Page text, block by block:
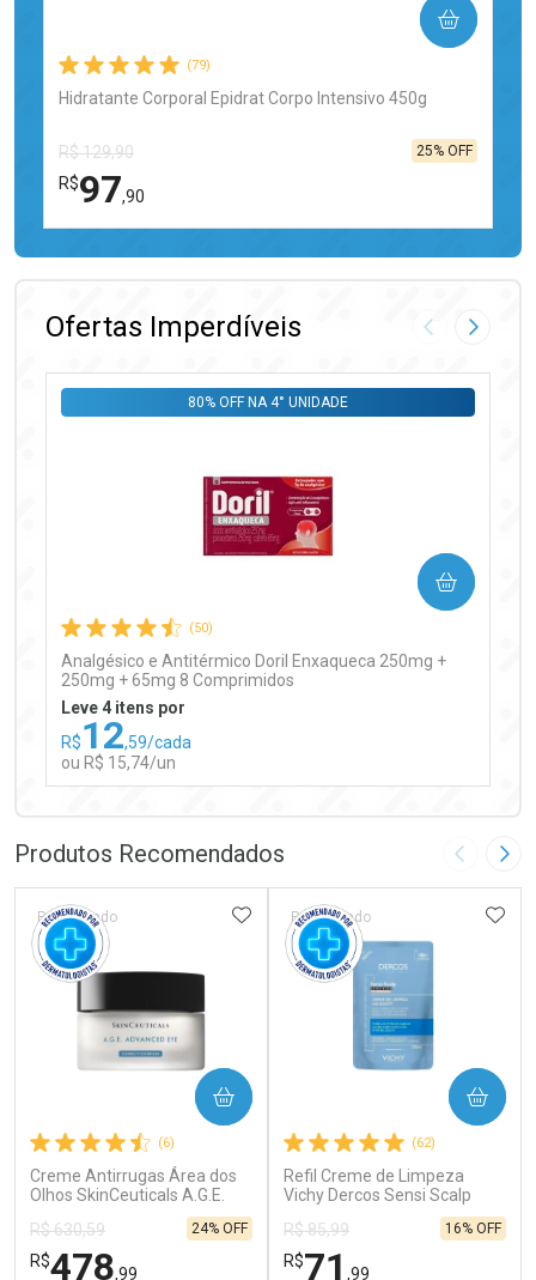
(79)
Hidratante Corporal Epidrat Corpo Intensivo 450g
R$ 129,90
R$97,90
25% OFF
COMPRAR
FECHAR
FECHAR
Ofertas Imperdíveis Imagem
(50)
Analgésico e Antitérmico Doril Enxaqueca 250mg +
250mg + 65mg 8 Comprimidos
80% OFF NA 4° UNIDADE
Leve 4 itens por
R$12,59/cada
ou R$ 15,74/un
COMPRAR
Laboratório
Ativar Desconto
Comprar sem Desconto
Por Menos
Comprar sem Desconto
Produtos Recomendados Imagem
(6)
Creme Antirrugas Área dos
Olhos SkinCeuticals A.G.E.
Patrocinado
R$ 630,59
R$478,99
24% OFF
ADICIONAR AOS FAVORITOS
COMPRAR
(62)
Refil Creme de Limpeza
Vichy Dercos Sensi Scalp
Patrocinado
R$ 85,99
R$71 ,99
16% OFF
COMPRAR